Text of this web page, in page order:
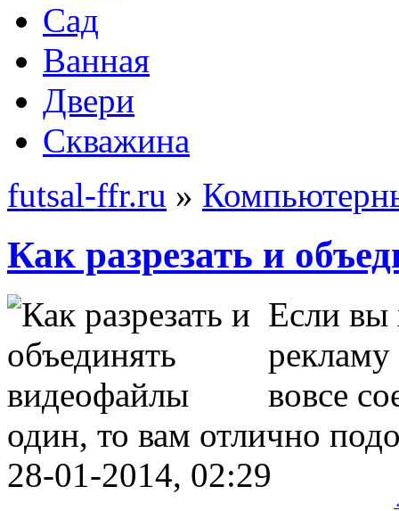
Сад
Ванная
Двери
Скважина
futsal-ffr.ru »
Как разрезать и
Если вы
вовсе
один, то вам отлично
28-01-2014, 02:29